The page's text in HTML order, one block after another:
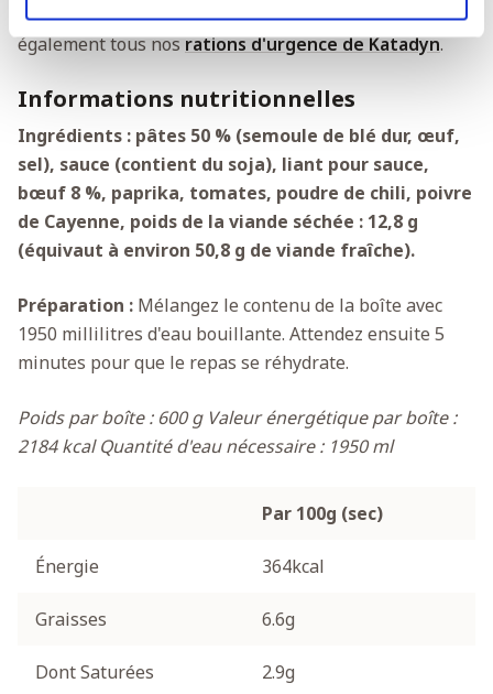
pendant 15 ans dans votre garde-manger. Découvrez
également tous nosrations d'urgence de Katadyn.
Informations nutritionnelles
Ingrédients : pâtes 50 % (semoule de blé dur, œuf,
sel), sauce (contient du soja), liant pour sauce,
bœuf 8 %, paprika, tomates, poudre de chili, poivre
de Cayenne, poids de la viande séchée : 12,8 g
(équivaut à environ 50,8 g de viande fraîche).
Préparation : Mélangez le contenu de la boîte avec
1950 millilitres d'eau bouillante. Attendez ensuite 5
minutes pour que le repas se réhydrate.
Poids par boîte : 600 gValeur énergétique par boîte :
2184 kcalQuantité d'eau nécessaire : 1950 ml
Par 100g (sec)
Énergie 364kcal
Graisses 6.6g
Dont Saturées 2.9g